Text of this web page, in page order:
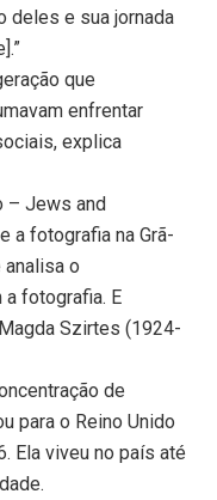
deles e sua jornada
que
enfrentar
explica
– Jews and
a fotografia na Grã-
analisa o
a fotografia. E
Szirtes (1924-
de
para o Reino Unido
Ela viveu no país até